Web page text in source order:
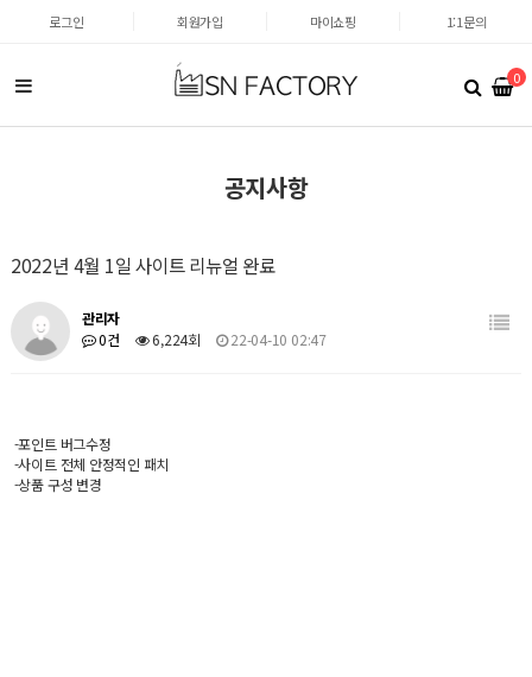
로그인 회원가입 마이쇼핑 1:1문의
0
공지사항
2022년 4월 1일 사이트 리뉴얼 완료
관리자
0건
6,224회 22-04-10 02:47
-포인트 버그수정
-사이트 전체 안정적인 패치
-상품 구성 변경